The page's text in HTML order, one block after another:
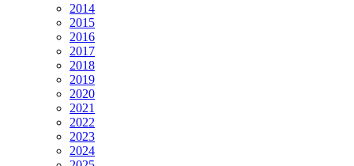
2014
2015
2016
2017
2018
2019
2020
2021
2022
2023
2024